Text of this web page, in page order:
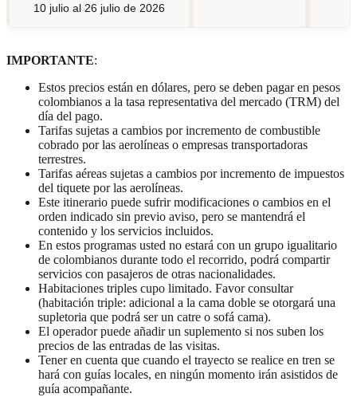
10 julio al 26 julio de 2026
IMPORTANTE:
Estos precios están en dólares, pero se deben pagar en pesos
colombianos a la tasa representativa del mercado (TRM) del
día del pago.
Tarifas sujetas a cambios por incremento de combustible
cobrado por las aerolíneas o empresas transportadoras
terrestres.
Tarifas aéreas sujetas a cambios por incremento de impuestos
del tiquete por las aerolíneas.
Este itinerario puede sufrir modificaciones o cambios en el
orden indicado sin previo aviso, pero se mantendrá el
contenido y los servicios incluidos.
En estos programas usted no estará con un grupo igualitario
de colombianos durante todo el recorrido, podrá compartir
servicios con pasajeros de otras nacionalidades.
Habitaciones triples cupo limitado. Favor consultar
(habitación triple: adicional a la cama doble se otorgará una
supletoria que podrá ser un catre o sofá cama).
El operador puede añadir un suplemento si nos suben los
precios de las entradas de las visitas.
Tener en cuenta que cuando el trayecto se realice en tren se
hará con guías locales, en ningún momento irán asistidos de
guía acompañante.